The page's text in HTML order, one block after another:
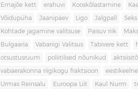
Emajõe kett erahuvi Kooskõlastamine
Võidupüha Jaanipäev Ligo Jalgpall Seks
Kohtade jagamine valitsuse Paisuv riik
Bulgaaria Vabariigi Valitsus Tabivere kett
otsustusruum poliitilised nõunikud
vabaerakonna riigikogu fraktsioon
Urmas Reinsalu Euroopa Liit Kaul Nurm